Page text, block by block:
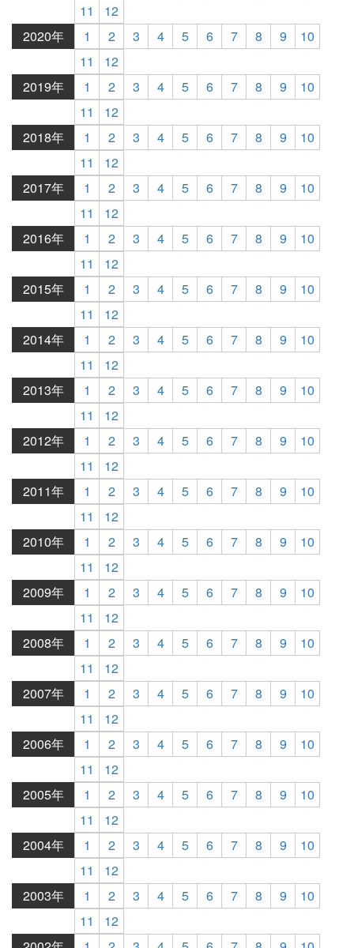
11
12
2020年
1 2 3 4 5 6 7 8 9
10
11
12
2019年
1 2 3 4 5 6 7 8 9
10
11
12
2018年
1 2 3 4 5 6 7 8 9
10
11
12
2017年
1 2 3 4 5 6 7 8 9
10
11
12
2016年
1 2 3 4 5 6 7 8 9
10
11
12
2015年
1 2 3 4 5 6 7 8 9
10
11
12
2014年
1 2 3 4 5 6 7 8 9
10
11
12
2013年
1 2 3 4 5 6 7 8 9
10
11
12
2012年
1 2 3 4 5 6 7 8 9
10
11
12
2011年
1 2 3 4 5 6 7 8 9
10
11
12
2010年
1 2 3 4 5 6 7 8 9
10
11
12
2009年
1 2 3 4 5 6 7 8 9
10
11
12
2008年
1 2 3 4 5 6 7 8 9
10
11
12
2007年
1 2 3 4 5 6 7 8 9
10
11
12
2006年
1 2 3 4 5 6 7 8 9
10
11
12
2005年
1 2 3 4 5 6 7 8 9
10
11
12
2004年
1 2 3 4 5 6 7 8 9
10
11
12
2003年
1 2 3 4 5 6 7 8 9
10
11
12